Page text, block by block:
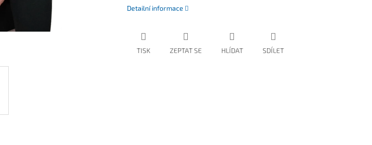
Detailní informace
TISK ZEPTAT SE HLÍDAT SDÍLET